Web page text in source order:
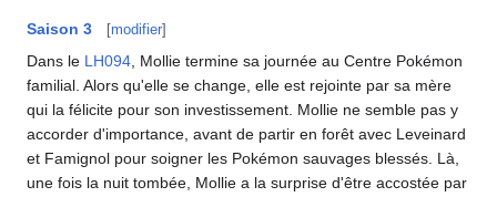
Saison 3 [modifier]
Dans le LH094, Mollie termine sa journée au Centre Pokémon
familial. Alors qu'elle se change, elle est rejointe par sa mère
qui la félicite pour son investissement. Mollie ne semble pas y
accorder d'importance, avant de partir en forêt avec Leveinard
et Famignol pour soigner les Pokémon sauvages blessés. Là,
une fois la nuit tombée, Mollie a la surprise d'être accostée par